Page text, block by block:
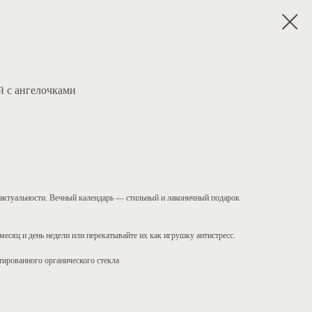
с ангелочками
Вечный календарь — стильный и лаконичный подарок
и день недели или перекатывайте их как игрушку антистресс.
органического стекла